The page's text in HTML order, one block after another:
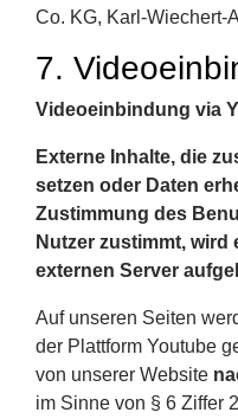
Co. KG, Karl-Wiechert-
7.
Videoeinbindung via
Externe Inhalte, die
setzen oder Daten
Zustimmung des
Nutzer zustimmt, wird
externen Server
Auf unseren Seiten
der Plattform Youtube
von unserer Website
im Sinne von § 6 Ziffer